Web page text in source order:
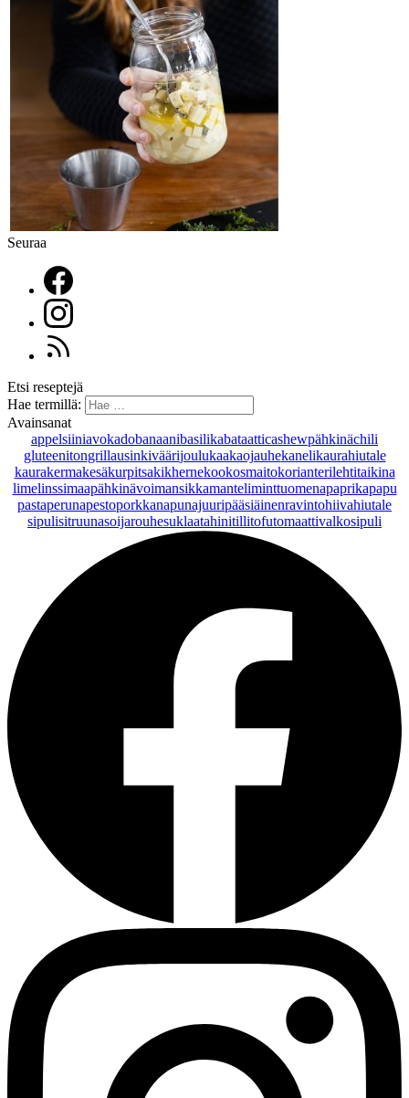
Seuraa
Etsi reseptejä
Hae termillä:
Avainsanat
appelsiiniavokadobanaanibasilikabataatticashewpähkinächili
gluteenitongrillausinkiväärijoulukaakaojauhekanelikaurahiutale
kaurakermakesäkurpitsakikhernekookosmaitokorianterilehtitaikina
limelinssimaapähkinävoimansikkamanteliminttuomenapaprikapapu
pastaperunapestoporkkanapunajuuripääsiäinenravintohiivahiutale
sipulisitruunasoijarouhesuklaatahinitillitofutomaattivalkosipuli